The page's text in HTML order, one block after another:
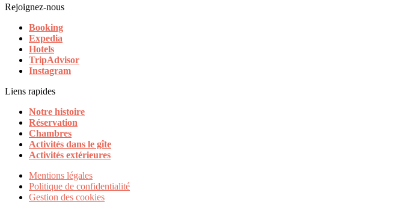
Rejoignez-nous
Booking
Expedia
Hotels
TripAdvisor
Instagram
Liens rapides
Notre histoire
Réservation
Chambres
Activités dans le gîte
Activités extérieures
Mentions légales
Politique de confidentialité
Gestion des cookies